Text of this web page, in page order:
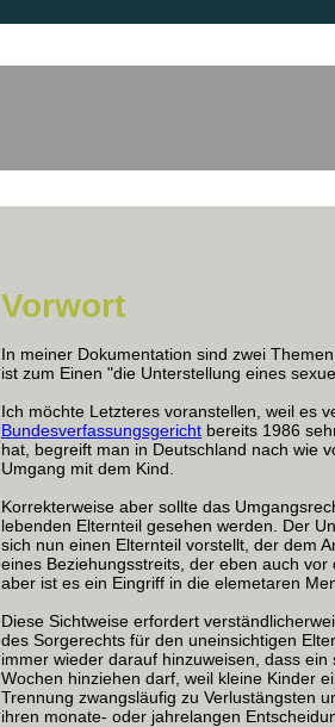
Vorwort
In meiner Dokumentation sind zwei
ist zum Einen "die Unterstellung eines
Ich möchte Letzteres voranstellen, weil es
Bundesverfassungsgericht bereits 1986
hat, begreift man in Deutschland nach wie
Umgang mit dem Kind.
Korrekterweise aber sollte das
lebenden Elternteil gesehen werden. Der
sich nun einen Elternteil vorstellt, der dem
eines Beziehungsstreits, der eben auch
aber ist es ein Eingriff in die elemetaren
Diese Sichtweise erfordert
des Sorgerechts für den uneinsichtigen
immer wieder darauf hinzuweisen, dass
Wochen hinziehen darf, weil kleine Kinder
Trennung zwangsläufig zu Verlustängsten
ihren monate- oder jahrelangen